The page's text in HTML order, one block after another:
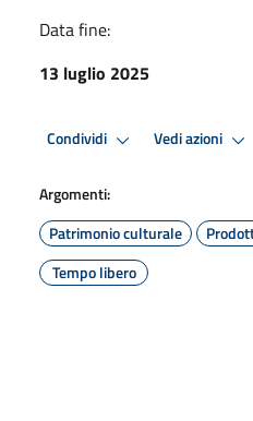
Data fine:
13 luglio 2025
Condividi Vedi azioni
Argomenti:
Patrimonio culturale
Tempo libero